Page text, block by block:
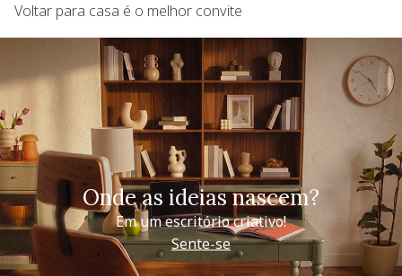
Voltar para casa é o melhor convite
Onde as ideias nascem?
Em um escritório criativo!
Sente-se